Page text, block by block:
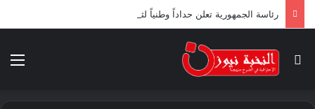
رئاسة الجمهورية تعلن حداداً وطنياً لثلاثة أيام ابتداء من اليوم
بحث عن